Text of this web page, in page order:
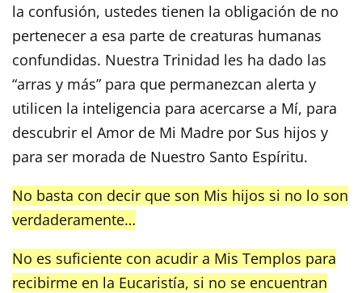
la confusión, ustedes tienen la obligación de no
pertenecer a esa parte de creaturas humanas
confundidas. Nuestra Trinidad les ha dado las
“arras y más” para que permanezcan alerta y
utilicen la inteligencia para acercarse a Mí, para
descubrir el Amor de Mi Madre por Sus hijos y
para ser morada de Nuestro Santo Espíritu.
No basta con decir que son Mis hijos si no lo son
verdaderamente…
No es suficiente con acudir a Mis Templos para
recibirme en la Eucaristía, si no se encuentran